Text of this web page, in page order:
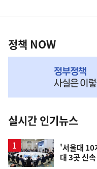
영
책
NOW,
뉴
스
정책 NOW
실시간 인기뉴스
'서울대 10
대 3곳 신